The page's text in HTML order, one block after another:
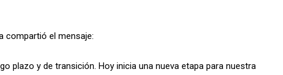
compartió el mensaje:
plazo y de transición. Hoy inicia una nueva etapa para nuestra